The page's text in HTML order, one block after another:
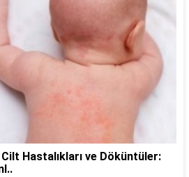
Hastalıkları ve Döküntüler: